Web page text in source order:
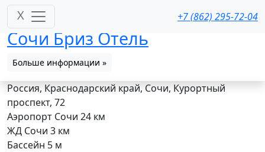
X +7 (862) 295-72-04
Сочи Бриз Отель
Больше информации »
Россия, Краснодарский край, Сочи, Курортный
проспект, 72
Аэропорт Сочи 24 км
ЖД Сочи 3 км
Бассейн 5 м